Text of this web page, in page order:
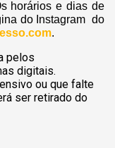
horários e dias de
do Instagram do
.
pelos
digitais.
ou que falte
ser retirado do